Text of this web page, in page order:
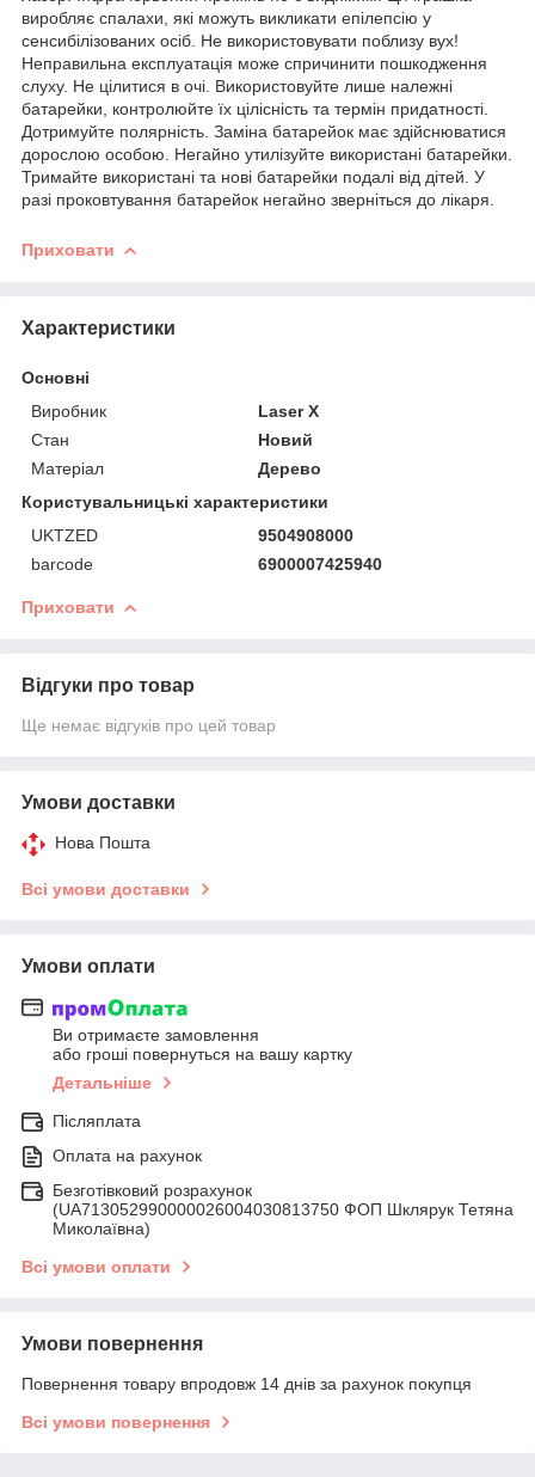
виробляє спалахи, які можуть викликати епілепсію у
сенсибілізованих осіб. Не використовувати поблизу вух!
Неправильна експлуатація може спричинити пошкодження
слуху. Не цілитися в очі. Використовуйте лише належні
батарейки, контролюйте їх цілісність та термін придатності.
Дотримуйте полярність. Заміна батарейок має здійснюватися
дорослою особою. Негайно утилізуйте використані батарейки.
Тримайте використані та нові батарейки подалі від дітей. У
разі проковтування батарейок негайно зверніться до лікаря.
Приховати
Характеристики
Основні
Виробник
Laser X
Стан
Новий
Матеріал
Дерево
Користувальницькі характеристики
UKTZED
9504908000
barcode
6900007425940
Приховати
Відгуки про товар
Ще немає відгуків про цей товар
Умови доставки
Нова Пошта
Всі умови доставки
Умови оплати
Ви отримаєте замовлення
або гроші повернуться на вашу картку
Детальніше
Післяплата
Оплата на рахунок
Безготівковий розрахунок
(UA713052990000026004030813750 ФОП Шклярук Тетяна
Миколаївна)
Всі умови оплати
Умови повернення
Повернення товару впродовж 14 днів за рахунок покупця
Всі умови повернення